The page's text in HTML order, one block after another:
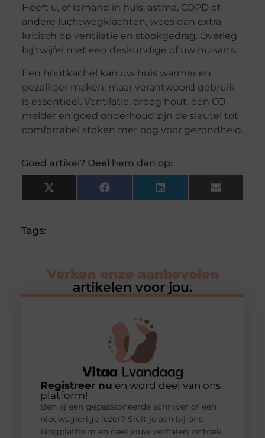
Heeft u, of iemand in huis, astma, COPD of
andere luchtwegklachten, wees dan extra
kritisch op ventilatie en stookgedrag. Overleg
bij twijfel met een deskundige of uw huisarts.
Een houtkachel kan uw huis warmer en
gezelliger maken, maar verantwoord gebruik
is essentieel. Ventilatie, droog hout, een CO-
melder en goed onderhoud zijn de sleutel tot
comfortabel stoken met oog voor gezondheid.
Goed artikel? Deel hem dan op:
X
(Twitter)
Facebook LinkedIn Email
Tags:
Verken onze aanbevolen
artikelen voor jou.
Registreer nu en word deel van ons
platform!
Ben jij een gepassioneerde schrijver of een
nieuwsgierige lezer? Sluit je aan bij ons
blogplatform en deel jouw verhalen, ontdek